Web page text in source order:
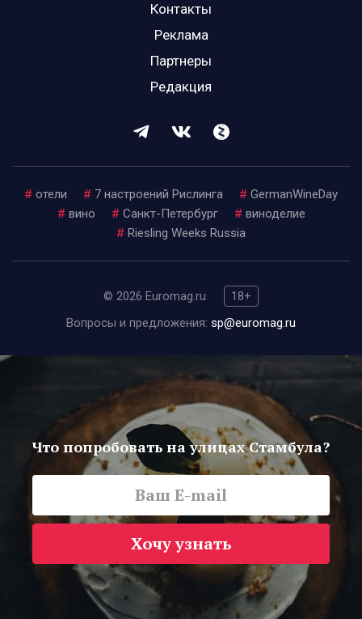
Контакты
Реклама
Партнеры
Редакция
# отели # 7 настроений Рислинга # GermanWineDay
# вино # Санкт-Петербург # виноделие
# Riesling Weeks Russia
© 2026 Euromag.ru
18+
Вопросы и предложения: sp@euromag.ru
Что попробовать на улицах Стамбула?
Хочу узнать